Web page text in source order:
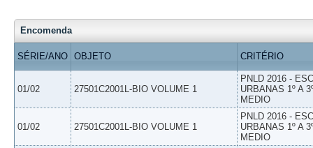
Encomenda
SÉRIE/ANO OBJETO CRITÉRIO
01/02 27501C2001L-BIO VOLUME 1
PNLD 2016 -
URBANAS 1º A
MEDIO
01/02 27501C2001L-BIO VOLUME 1
PNLD 2016 -
URBANAS 1º A
MEDIO